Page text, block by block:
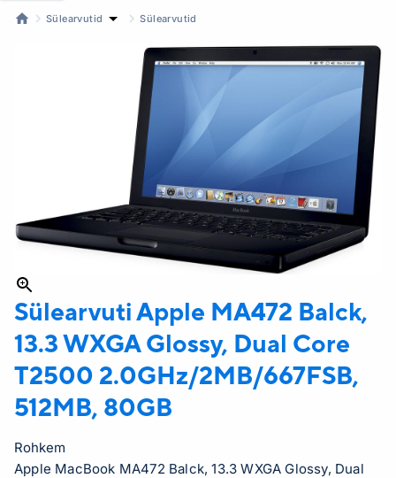
Sülearvutid Sülearvutid
Sülearvuti Apple MA472 Balck,
13.3 WXGA Glossy, Dual Core
T2500 2.0GHz/2MB/667FSB,
512MB, 80GB
Rohkem
Apple MacBook MA472 Balck, 13.3 WXGA Glossy, Dual